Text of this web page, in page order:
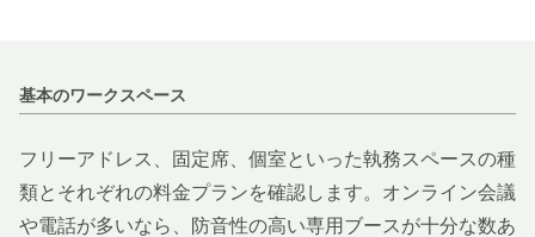
基本のワークスペース
フリーアドレス、固定席、個室といった執務スペースの種
類とそれぞれの料金プランを確認します。オンライン会議
や電話が多いなら、防音性の高い専用ブースが十分な数あ